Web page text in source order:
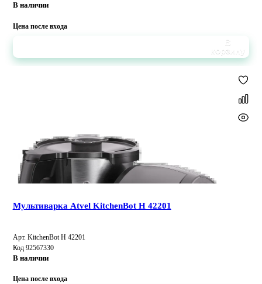
В наличии
Цена после входа
В
корзину
Мультиварка Atvel KitchenBot H 42201
Арт. KitchenBot H 42201
Код 92567330
В наличии
Цена после входа